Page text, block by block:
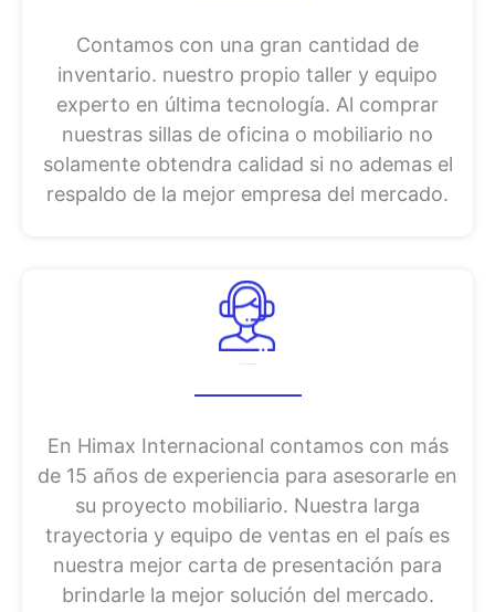
Contamos con una gran cantidad de
inventario. nuestro propio taller y equipo
experto en última tecnología. Al comprar
nuestras sillas de oficina o mobiliario no
solamente obtendra calidad si no ademas el
respaldo de la mejor empresa del mercado.
En Himax Internacional contamos con más
de 15 años de experiencia para asesorarle en
su proyecto mobiliario. Nuestra larga
trayectoria y equipo de ventas en el país es
nuestra mejor carta de presentación para
brindarle la mejor solución del mercado.